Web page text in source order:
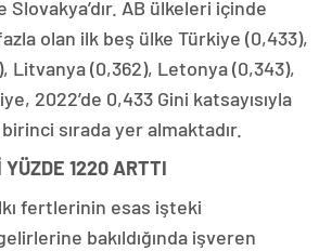
Slovakya’dır. AB ülkeleri içinde
olan ilk beş ülke Türkiye (0,433),
Litvanya (0,362), Letonya (0,343),
2022’de 0,433 Gini katsayısıyla
sırada yer almaktadır.
1220 ARTTI
fertlerinin esas işteki
bakıldığında işveren